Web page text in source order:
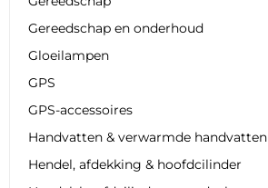
Gereedschap en onderhoud
Gloeilampen
GPS
GPS-accessoires
Handvatten & verwarmde handvatten
Hendel, afdekking & hoofdcilinder